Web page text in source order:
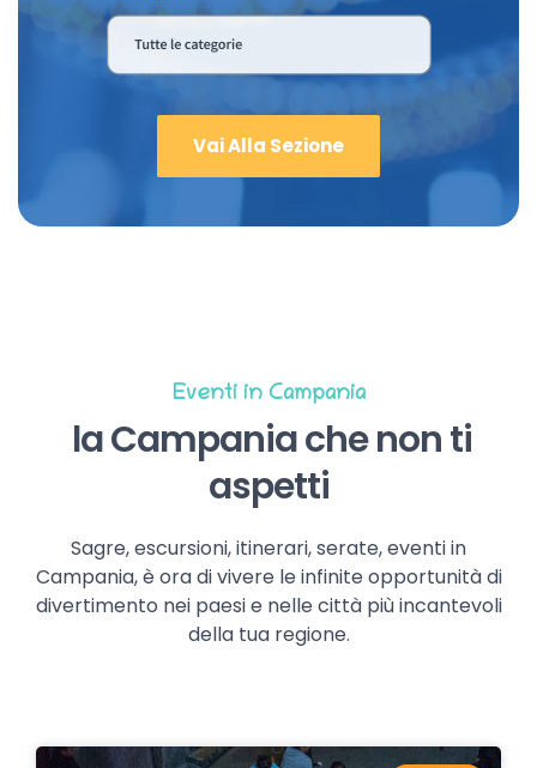
Vai Alla Sezione
Eventi in Campania
la Campania che non ti
aspetti
Sagre, escursioni, itinerari, serate, eventi in
Campania, è ora di vivere le infinite opportunità di
divertimento nei paesi e nelle città più incantevoli
della tua regione.